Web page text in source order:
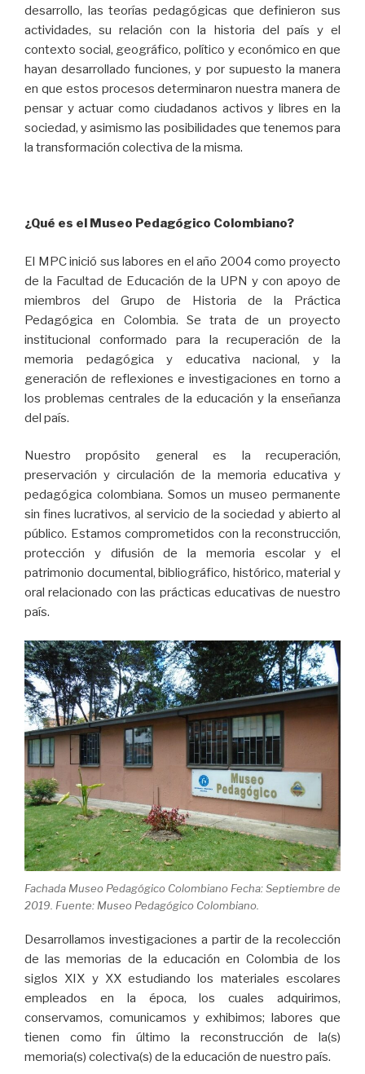
desarrollo, las teorías pedagógicas que definieron sus
actividades, su relación con la historia del país y el
contexto social, geográfico, político y económico en que
hayan desarrollado funciones, y por supuesto la manera
en que estos procesos determinaron nuestra manera de
pensar y actuar como ciudadanos activos y libres en la
sociedad, y asimismo las posibilidades que tenemos para
la transformación colectiva de la misma.
¿Qué es el Museo Pedagógico Colombiano?
El MPC inició sus labores en el año 2004 como proyecto
de la Facultad de Educación de la UPN y con apoyo de
miembros del Grupo de Historia de la Práctica
Pedagógica en Colombia. Se trata de un proyecto
institucional conformado para la recuperación de la
memoria pedagógica y educativa nacional, y la
generación de reflexiones e investigaciones en torno a
los problemas centrales de la educación y la enseñanza
del país.
Nuestro propósito general es la recuperación,
preservación y circulación de la memoria educativa y
pedagógica colombiana. Somos un museo permanente
sin fines lucrativos, al servicio de la sociedad y abierto al
público. Estamos comprometidos con la reconstrucción,
protección y difusión de la memoria escolar y el
patrimonio documental, bibliográfico, histórico, material y
oral relacionado con las prácticas educativas de nuestro
país.
Fachada Museo Pedagógico Colombiano Fecha: Septiembre de
2019. Fuente: Museo Pedagógico Colombiano.
Desarrollamos investigaciones a partir de la recolección
de las memorias de la educación en Colombia de los
siglos XIX y XX estudiando los materiales escolares
empleados en la época, los cuales adquirimos,
conservamos, comunicamos y exhibimos; labores que
tienen como fin último la reconstrucción de la(s)
memoria(s) colectiva(s) de la educación de nuestro país.